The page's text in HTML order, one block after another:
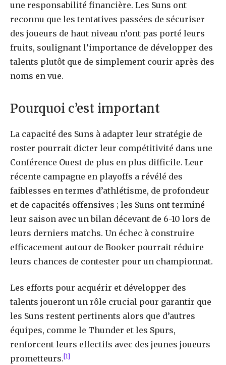
une responsabilité financière. Les Suns ont
reconnu que les tentatives passées de sécuriser
des joueurs de haut niveau n’ont pas porté leurs
fruits, soulignant l’importance de développer des
talents plutôt que de simplement courir après des
noms en vue.
Pourquoi c’est important
La capacité des Suns à adapter leur stratégie de
roster pourrait dicter leur compétitivité dans une
Conférence Ouest de plus en plus difficile. Leur
récente campagne en playoffs a révélé des
faiblesses en termes d’athlétisme, de profondeur
et de capacités offensives ; les Suns ont terminé
leur saison avec un bilan décevant de 6-10 lors de
leurs derniers matchs. Un échec à construire
efficacement autour de Booker pourrait réduire
leurs chances de contester pour un championnat.
Les efforts pour acquérir et développer des
talents joueront un rôle crucial pour garantir que
les Suns restent pertinents alors que d’autres
équipes, comme le Thunder et les Spurs,
renforcent leurs effectifs avec des jeunes joueurs
prometteurs. [1]